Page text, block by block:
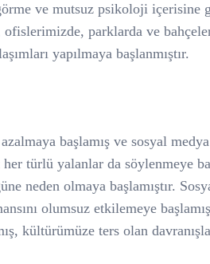
ve mutsuz psikoloji içerisine
ofislerimizde, parklarda ve
yapılmaya başlanmıştır.
başlamış ve sosyal
her türlü yalanlar da söylenmeye
neden olmaya başlamıştır.
olumsuz etkilemeye
kültürümüze ters olan